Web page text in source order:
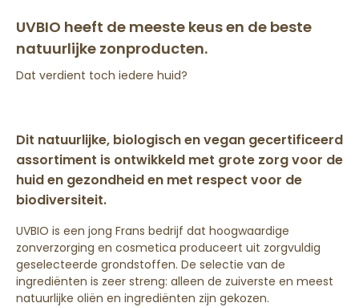
UVBIO heeft de meeste keus en de beste
natuurlijke zonproducten.
Dat verdient toch iedere huid?
Dit natuurlijke, biologisch en vegan gecertificeerd
assortiment is ontwikkeld met grote zorg voor de
huid en gezondheid en met respect voor de
biodiversiteit.
UVBIO is een jong Frans bedrijf dat hoogwaardige
zonverzorging en cosmetica produceert uit zorgvuldig
geselecteerde grondstoffen. De selectie van de
ingrediënten is zeer streng: alleen de zuiverste en meest
natuurlijke oliën en ingrediënten zijn gekozen.